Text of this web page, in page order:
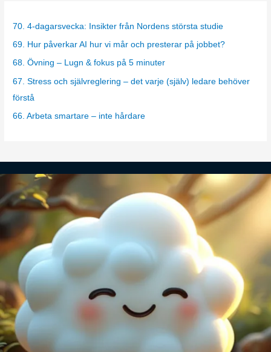
g
e
s
70. 4-dagarsvecka: Insikter från Nordens största studie
69. Hur påverkar AI hur vi mår och presterar på jobbet?
68. Övning – Lugn & fokus på 5 minuter
67. Stress och självreglering – det varje (själv) ledare behöver
förstå
66. Arbeta smartare – inte hårdare